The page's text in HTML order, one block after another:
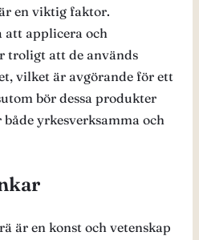
en viktig faktor.
att applicera och
troligt att de används
vilket är avgörande för ett
bör dessa produkter
yrkesverksamma och
är en konst och vetenskap